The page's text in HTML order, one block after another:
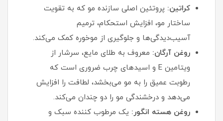
کراتین: پروتئین اصلی سازنده مو که به تقویت
ساختار مو، افزایش استحکام، ترمیم
آسیب‌دیدگی‌ها و جلوگیری از موخوره کمک می‌کند.
روغن آرگان: معروف به طلای مایع، سرشار از
ویتامین E و اسیدهای چرب ضروری است که
رطوبت عمیق را به مو می‌بخشد، لطافت را افزایش
می‌دهد و درخشندگی مو را دو چندان می‌کند.
روغن هسته انگور: یک مرطوب‌ کننده سبک و